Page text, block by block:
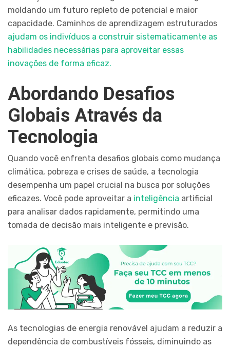
moldando um futuro repleto de potencial e maior
capacidade. Caminhos de aprendizagem estruturados
ajudam os indivíduos a construir sistematicamente as
habilidades necessárias para aproveitar essas
inovações de forma eficaz.
Abordando Desafios
Globais Através da
Tecnologia
Quando você enfrenta desafios globais como mudança
climática, pobreza e crises de saúde, a tecnologia
desempenha um papel crucial na busca por soluções
eficazes. Você pode aproveitar a inteligência artificial
para analisar dados rapidamente, permitindo uma
tomada de decisão mais inteligente e previsão.
As tecnologias de energia renovável ajudam a reduzir a
dependência de combustíveis fósseis, diminuindo as